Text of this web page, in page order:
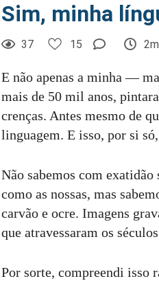
Sim, minha
37 15
E não apenas a minha —
mais de 50 mil anos,
crenças. Antes mesmo de
linguagem. E isso, por si
Não sabemos com
como as nossas, mas
carvão e ocre. Imagens
que atravessaram os
Por sorte, compreendi isso